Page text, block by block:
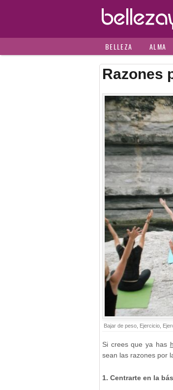
BELLEZA ALMA
Razones
Bajar de peso Ejercicio
Si crees que ya has
sean las razones por
1. Centrarte en la